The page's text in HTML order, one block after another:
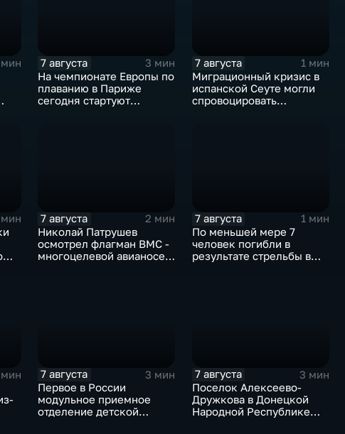
7 августа
3 мин
На чемпионате Европы по
плаванию в Париже
сегодня стартуют
7 августа
1 мин
Миграционный кризис в
испанской Сеуте могли
спровоцировать
7 августа
2 мин
Николай Патрушев
осмотрел флагман ВМС -
многоцелевой авианосец
7 августа
1 мин
По меньшей мере 7
человек погибли в
результате стрельбы в
7 августа
3 мин
Первое в России
модульное приемное
отделение детской
7 августа
3 мин
Поселок Алексеево-
Дружкова в Донецкой
Народной Республике